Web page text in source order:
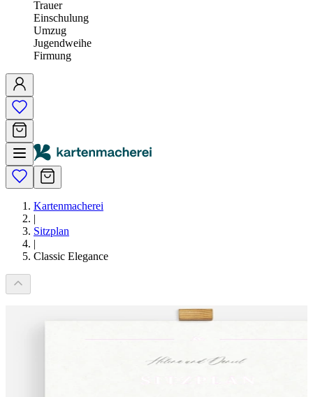
Trauer
Einschulung
Umzug
Jugendweihe
Firmung
Kartenmacherei
|
Sitzplan
|
Classic Elegance